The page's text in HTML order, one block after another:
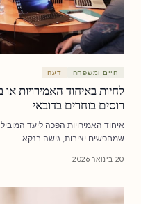
חיים ומשפחה דעה
לחיות באיחוד האמירויות
רוסים בוחרים בדובאי
איחוד האמירויות הפכה ליעד
שמחפשים יציבות, גישה בנקא
20 בינואר 2026